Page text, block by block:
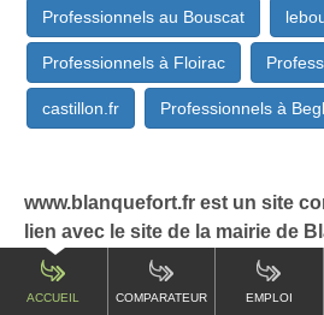
ACCUEIL COMPARATEUR EMPLOI
Professionnels au Bouscat
Professionnels à Floirac
castillon.fr Professionnels à
www.blanquefort.fr est un site
lien avec le site de la mairie de